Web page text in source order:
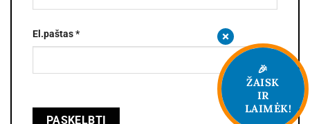
El.paštas*
🎉
ŽAISK
IR
LAIMĖK!